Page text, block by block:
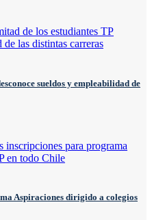
sueldos y empleabilidad de
Aspiraciones dirigido a colegios